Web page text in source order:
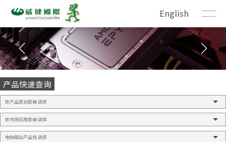
English
产品快速查询